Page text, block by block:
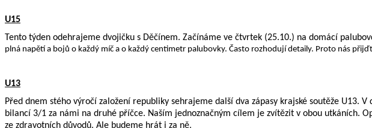
U15
Tento týden odehrajeme dvojičku s Děčínem. Začínáme ve čtvrtek (25.10.) na domácí
plná napětí a bojů o každý míč a o každý centimetr palubovky. Často rozhodují detaily. Proto nás
U13
Před dnem stého výročí založení republiky sehrajeme další dva zápasy krajské soutěže U13.
bilancí 3/1 za námi na druhé příčce. Naším jednoznačným cílem je zvítězit v obou utkáních.
ze zdravotních důvodů. Ale budeme hrát i za ně.